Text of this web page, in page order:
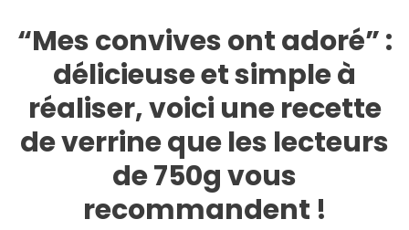
“Mes convives ont adoré” :
délicieuse et simple à
réaliser, voici une recette
de verrine que les lecteurs
de 750g vous
recommandent !